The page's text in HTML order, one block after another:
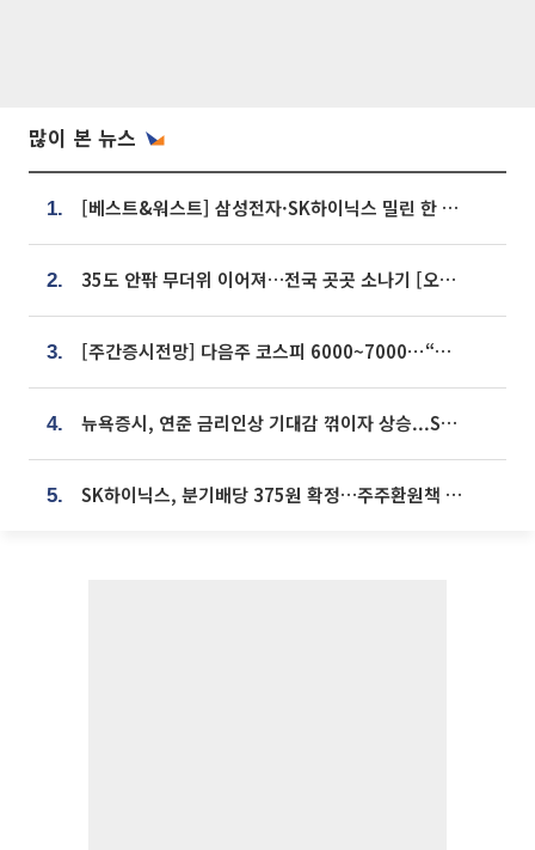
많이 본 뉴스
1. [베스트&워스트] 삼성전자·SK하이닉스 밀린 한 주…상상인증권은 85% 급등
2. 35도 안팎 무더위 이어져…전국 곳곳 소나기 [오늘 날씨]
3. [주간증시전망] 다음주 코스피 6000~7000⋯“外人 수급은 정책이 변수”
4. 뉴욕증시, 연준 금리인상 기대감 꺾이자 상승...S&P500 사상 최고치 [종합]
5. SK하이닉스, 분기배당 375원 확정…주주환원책 9월로 앞당겨 발표